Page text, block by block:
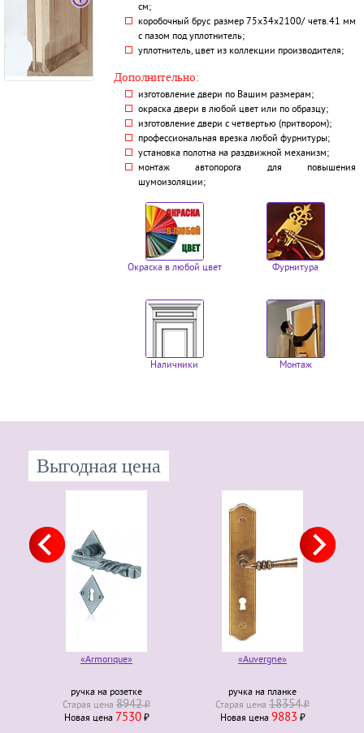
см;
коробочный брус размер 75х34х2100/ четв.41 мм
с пазом под уплотнитель;
уплотнитель, цвет из коллекции производителя;
Дополнительно:
изготовление двери по Вашим размерам;
окраска двери в любой цвет или по образцу;
изготовление двери с четвертью (притвором);
профессиональная врезка любой фурнитуры;
установка полотна на раздвижной механизм;
монтаж автопорога для повышения
шумоизоляции;
Окраска в любой цвет Фурнитура
Наличники Монтаж
Выгодная цена
«Armorique»
ручка на розетке
Старая ценa 8942₽
Новая ценa 7530₽
«Auvergne»
ручка на планке
Старая ценa 18354₽
Новая ценa 9883 ₽